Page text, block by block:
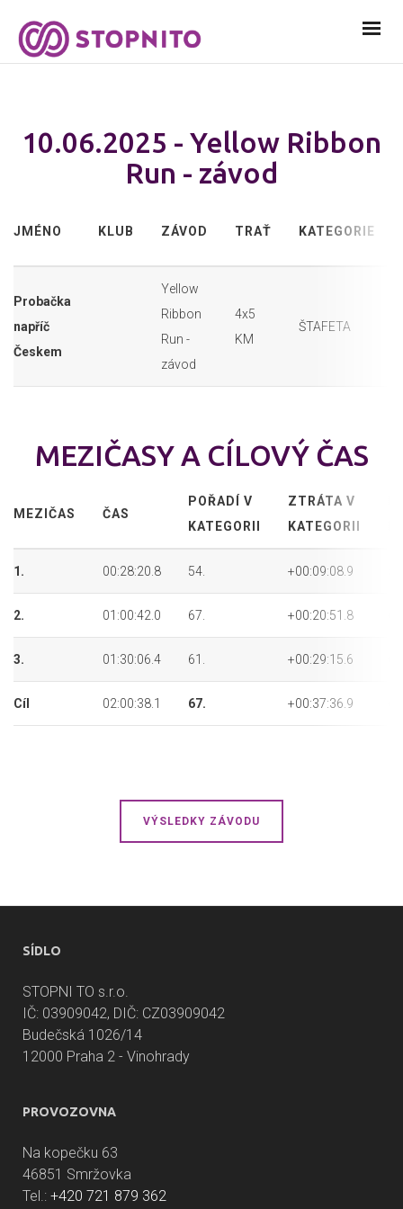
10.06.2025 - Yellow Ribbon
Run - závod
JMÉNO KLUB ZÁVOD TRAŤ KATEGORIE
Probačka
napříč
Českem
Yellow
Ribbon
Run -
závod
4x5
KM
ŠTAFETA
MEZIČASY A CÍLOVÝ ČAS
MEZIČAS ČAS
POŘADÍ V
KATEGORII
ZTRÁTA V
KATEGORII
1. 00:28:20.8 54. +00:09:08.9
2. 01:00:42.0 67. +00:20:51.8
3. 01:30:06.4 61. +00:29:15.6
Cíl 02:00:38.1 67. +00:37:36.9
VÝSLEDKY ZÁVODU
SÍDLO
STOPNI TO s.r.o.
IČ: 03909042, DIČ: CZ03909042
Budečská 1026/14
12000 Praha 2 - Vinohrady
PROVOZOVNA
Na kopečku 63
46851 Smržovka
Tel.: +420 721 879 362